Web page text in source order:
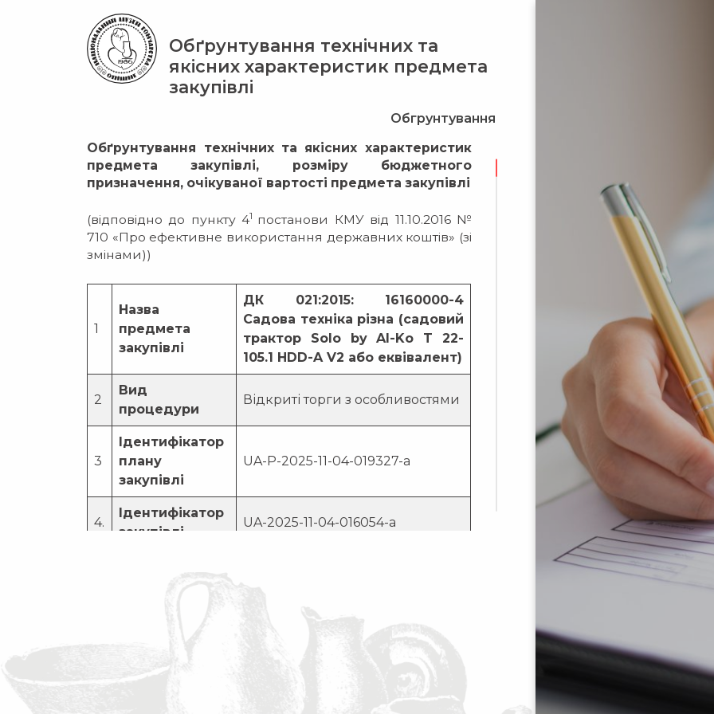
Обґрунтування технічних та
якісних характеристик предмета
закупівлі
Обгрунтування
Обґрунтування технічних та якісних характеристик
предмета закупівлі, розміру бюджетного
призначення, очікуваної вартості предмета закупівлі
(відповідно до пункту 41 постанови КМУ від 11.10.2016 №
710 «Про ефективне використання державних коштів» (зі
змінами))
1
Назва
предмета
закупівлі
ДК 021:2015: 16160000-4
Садова техніка різна (садовий
трактор Solo by Al-Ko T 22-
105.1 HDD-A V2 або еквівалент)
2
Вид
процедури
Відкриті торги з особливостями
3
Ідентифікатор
плану
закупівлі
UA-P-2025-11-04-019327-a
4.
Ідентифікатор
закупівлі
UA-2025-11-04-016054-a